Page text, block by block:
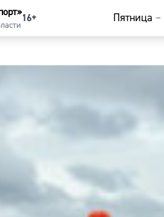
16+ Пятница –